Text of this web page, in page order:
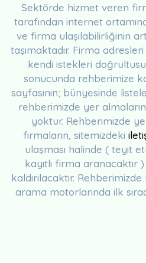
Sektörde hizmet veren
tarafından internet
ve firma ulaşılabilirliğinin
taşımaktadır. Firma
kendi istekleri
sonucunda rehberimize
sayfasının; bünyesinde
rehberimizde yer
yoktur. Rehberimizde
firmaların, sitemizdeki
ulaşması halinde ( teyit
kayıtlı firma aranacaktır
kaldırılacaktır.
arama motorlarında ilk